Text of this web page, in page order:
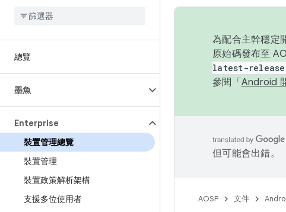
總覽
墨魚
Enterprise
裝置管理總覽
裝置管理
裝置政策解析架構
支援多位使用者
為配合主幹穩定
原始碼發布至
latest-release
參閱「 Android
但可能會出錯。
AOSP 文件